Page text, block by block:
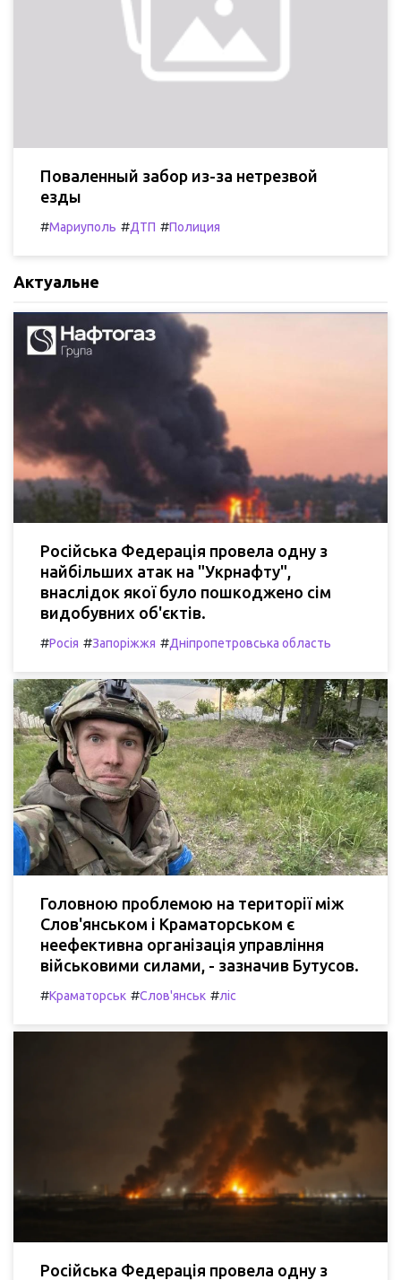
Поваленный забор из-за нетрезвой
езды
#Мариуполь #ДТП #Полиция
Актуальне
Російська Федерація провела одну з
найбільших атак на "Укрнафту",
внаслідок якої було пошкоджено сім
видобувних об'єктів.
#Росія #Запоріжжя #Дніпропетровська область
Головною проблемою на території між
Слов'янськом і Краматорськом є
неефективна організація управління
військовими силами, - зазначив Бутусов.
#Краматорськ #Слов'янськ #ліс
Російська Федерація провела одну з